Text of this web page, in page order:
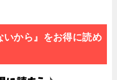
いから』をお得に読め